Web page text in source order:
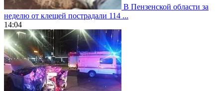
В Пензенской области за
неделю от клещей пострадали 114 ...
14:04